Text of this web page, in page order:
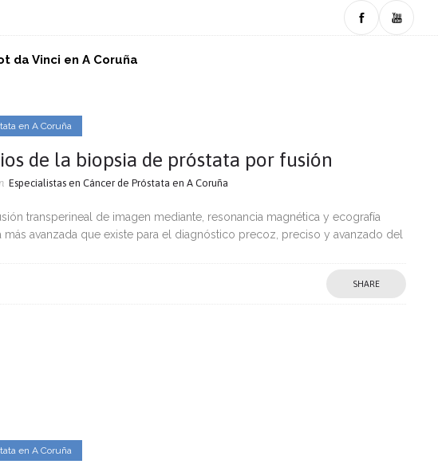
da Vinci en A Coruña
en A Coruña
de la biopsia de próstata por fusión
Especialistas en Cáncer de Próstata en A Coruña
transperineal de imagen mediante, resonancia magnética y ecografía
más avanzada que existe para el diagnóstico precoz, preciso y avanzado del
SHARE
en A Coruña